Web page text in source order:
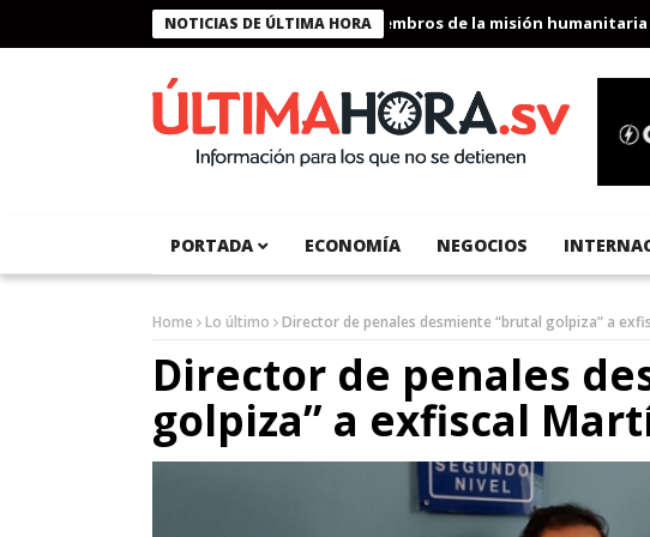
NOTICIAS DE ÚLTIMA HORA
Presidente Bukele condecora a miembros de la misión humanitaria
PORTADA ECONOMÍA NEGOCIOS
Home Lo último Director de penales desmiente “brutal golpiza” a
Director de penales
golpiza” a exfiscal